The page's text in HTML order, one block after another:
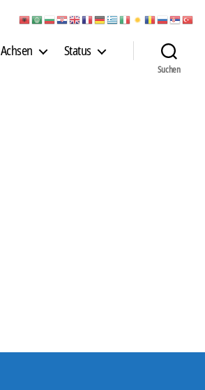
Achsen Status
Suchen